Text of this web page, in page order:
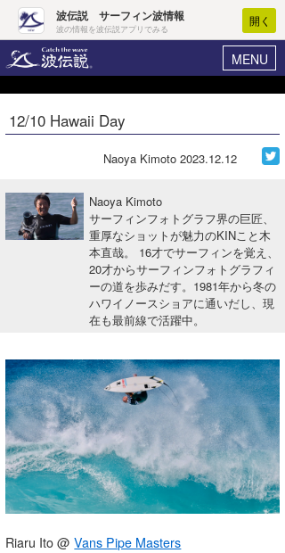
波伝説 サーフィン波情報
波の情報を波伝説アプリでみる
開く
MENU
ヘルプ マイホーム
ログイン
波情報･概況
WAVE HUNTER波予想ツール
会員メニュー
今月のプレゼント
12/10 Hawaii Day
Naoya Kimoto 2023.12.12
Naoya Kimoto
サーフィンフォトグラフ界の巨匠、
重厚なショットが魅力のKINこと木
本直哉。 16才でサーフィンを覚え、
20才からサーフィンフォトグラフィ
ーの道を歩みだす。1981年から冬の
ハワイノースショアに通いだし、現
在も最前線で活躍中。
Riaru Ito @Vans Pipe Masters
Core Surf Japan
ファッション/グッズ
アート＆エンタメ
ショップ情報
湘南
千葉北
伊豆
ウラナミ
お知らせ
その他
ルール＆How to